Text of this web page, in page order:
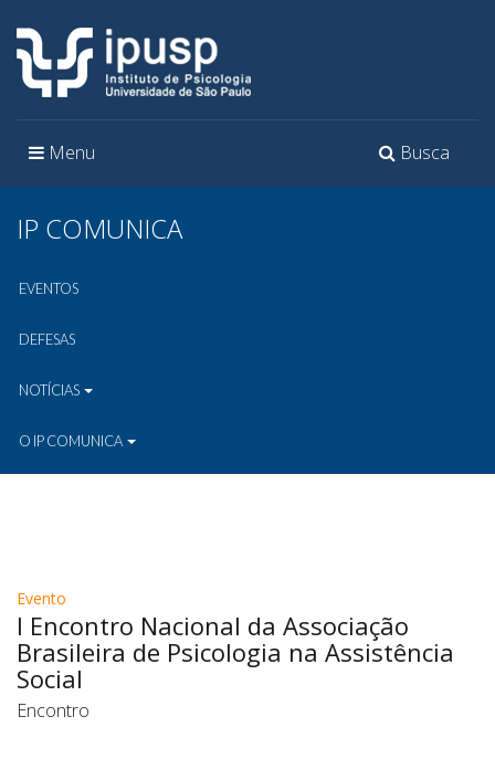
Toggle
Busca
Toggle
Menu
IP COMUNICA
EVENTOS
DEFESAS
NOTÍCIAS
O IP COMUNICA
Evento
I Encontro Nacional da Associação
Brasileira de Psicologia na Assistência
Social
Encontro